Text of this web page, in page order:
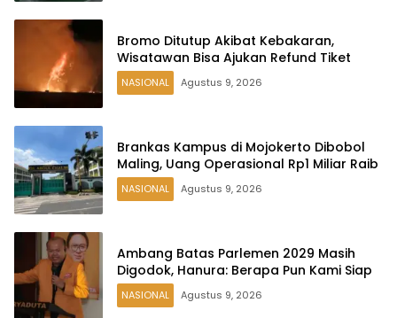
Bromo Ditutup Akibat Kebakaran,
Wisatawan Bisa Ajukan Refund Tiket
NASIONAL Agustus 9, 2026
Brankas Kampus di Mojokerto Dibobol
Maling, Uang Operasional Rp1 Miliar Raib
NASIONAL Agustus 9, 2026
Ambang Batas Parlemen 2029 Masih
Digodok, Hanura: Berapa Pun Kami Siap
NASIONAL Agustus 9, 2026